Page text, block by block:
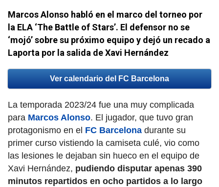
Marcos Alonso habló en el marco del torneo por
la ELA ‘The Battle of Stars’. El defensor no se
‘mojó’ sobre su próximo equipo y dejó un recado a
Laporta por la salida de Xavi Hernández
Ver calendario del FC Barcelona
La temporada 2023/24 fue una muy complicada
para Marcos Alonso. El jugador, que tuvo gran
protagonismo en el FC Barcelona durante su
primer curso vistiendo la camiseta culé, vio como
las lesiones le dejaban sin hueco en el equipo de
Xavi Hernández, pudiendo disputar apenas 390
minutos repartidos en ocho partidos a lo largo